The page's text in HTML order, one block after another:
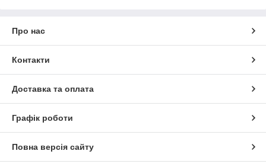
Про нас
Контакти
Доставка та оплата
Графік роботи
Повна версія сайту